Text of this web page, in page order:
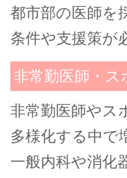
都市部の医師を
条件や支援策が
非常勤医師・ス
非常勤医師やス
多様化する中で
一般内科や消化